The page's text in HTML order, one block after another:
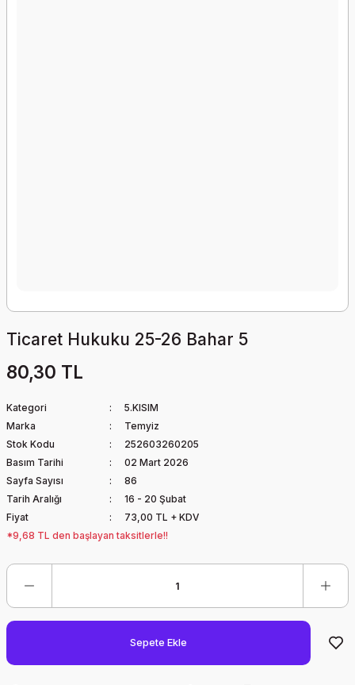
Ticaret Hukuku 25-26 Bahar 5
80,30 TL
Kategori
5.KISIM
Marka
Temyiz
Stok Kodu
252603260205
Basım Tarihi
02 Mart 2026
Sayfa Sayısı
86
Tarih Aralığı
16 - 20 Şubat
Fiyat
73,00 TL + KDV
*9,68 TL den başlayan taksitlerle!!
Sepete Ekle